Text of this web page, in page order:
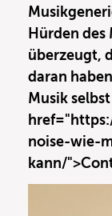
Hürden des
überzeugt,
daran
Musik
noise-wie-
kann/